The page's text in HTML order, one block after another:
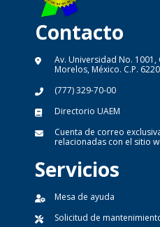
Contacto
Av. Universidad No. 1001,
Morelos, México. C.P.
(777) 329-70-00
Directorio UAEM
Cuenta de correo
relacionadas con el sitio
Servicios
Mesa de ayuda
Solicitud de